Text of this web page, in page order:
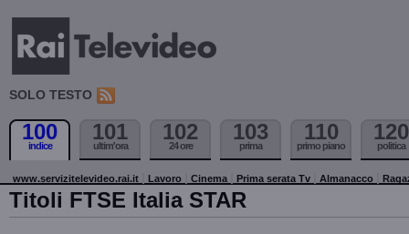
SOLO TESTO
100
indice
101
ultim'ora
102
24 ore
103
prima
110
primo piano
120
politica
www.servizitelevideo.rai.it Lavoro Cinema Prima serata Tv Almanacco
Titoli FTSE Italia STAR